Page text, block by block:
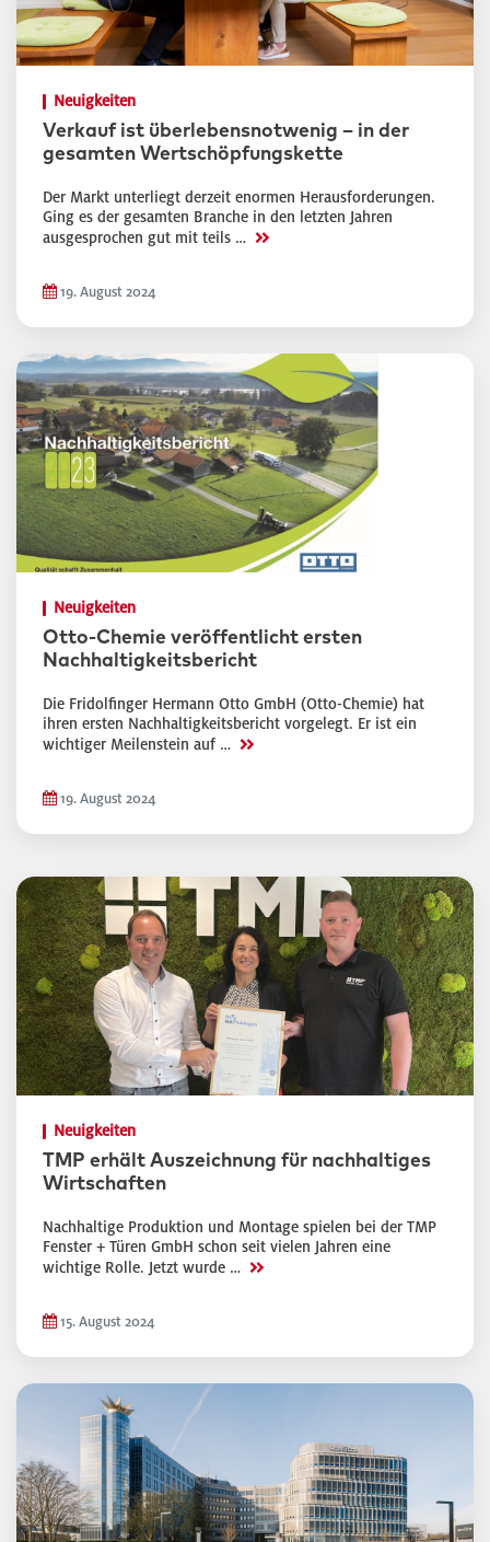
Neuigkeiten
Verkauf ist überlebensnotwenig – in der
gesamten Wertschöpfungskette
Der Markt unterliegt derzeit enormen Herausforderungen.
Ging es der gesamten Branche in den letzten Jahren
ausgesprochen gut mit teils … >>
19. August 2024
Neuigkeiten
Otto-Chemie veröffentlicht ersten
Nachhaltigkeitsbericht
Die Fridolfinger Hermann Otto GmbH (Otto-Chemie) hat
ihren ersten Nachhaltigkeitsbericht vorgelegt. Er ist ein
wichtiger Meilenstein auf … >>
19. August 2024
Neuigkeiten
TMP erhält Auszeichnung für nachhaltiges
Wirtschaften
Nachhaltige Produktion und Montage spielen bei der TMP
Fenster + Türen GmbH schon seit vielen Jahren eine
wichtige Rolle. Jetzt wurde … >>
15. August 2024